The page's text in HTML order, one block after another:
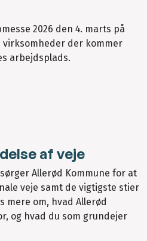
2026 den 4. marts på
virksomheder der kommer
arbejdsplads.
af veje
Allerød Kommune for at
veje samt de vigtigste stier
mere om, hvad Allerød
og hvad du som grundejer